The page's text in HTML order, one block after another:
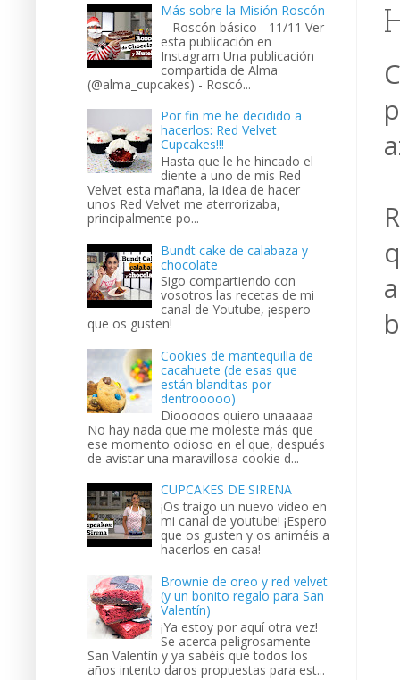
Más sobre la Misión Roscón
- Roscón básico - 11/11 Ver
esta publicación en
Instagram Una publicación
compartida de Alma
(@alma_cupcakes) - Roscó...
Por fin me he decidido a
hacerlos: Red Velvet
Cupcakes!!!
Hasta que le he hincado el
diente a uno de mis Red
Velvet esta mañana, la idea de hacer
unos Red Velvet me aterrorizaba,
principalmente po...
Bundt cake de calabaza y
chocolate
Sigo compartiendo con
vosotros las recetas de mi
canal de Youtube, ¡espero
que os gusten!
Cookies de mantequilla de
cacahuete (de esas que
están blanditas por
dentrooooo)
Diooooos quiero unaaaaa
No hay nada que me moleste más que
ese momento odioso en el que, después
de avistar una maravillosa cookie d...
CUPCAKES DE SIRENA
¡Os traigo un nuevo video en
mi canal de youtube! ¡Espero
que os gusten y os animéis a
hacerlos en casa!
Brownie de oreo y red velvet
(y un bonito regalo para San
Valentín)
¡Ya estoy por aquí otra vez!
Se acerca peligrosamente
San Valentín y ya sabéis que todos los
años intento daros propuestas para est...